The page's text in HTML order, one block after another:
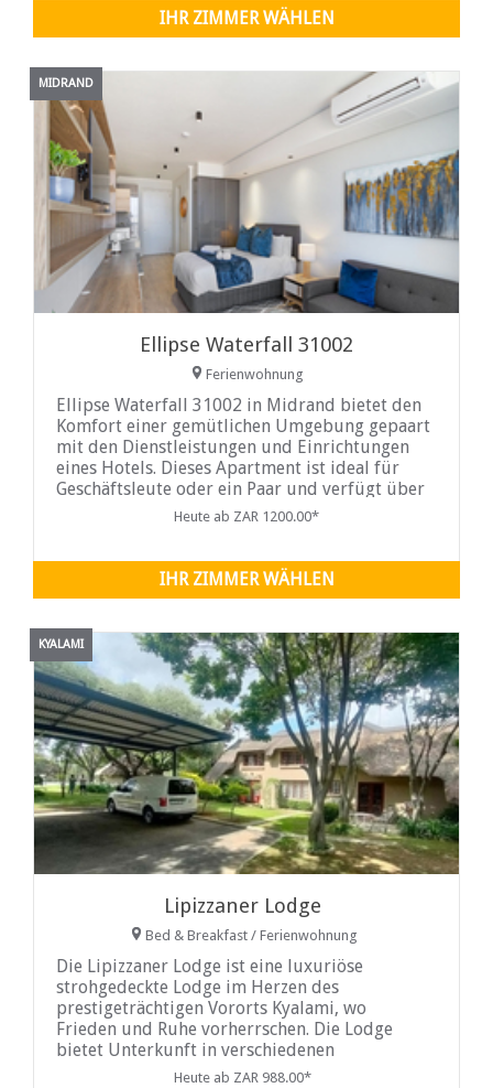
Mikrowelle und einen Wasserkocher. Besteck,
Geschirr und Gläser sind ebenfalls vorhanden.
und ausgestattet
IHR ZIMMER WÄHLEN
MIDRAND
Ellipse Waterfall 31002
Ferienwohnung
Ellipse Waterfall 31002 in Midrand bietet den
Komfort einer gemütlichen Umgebung gepaart
mit den Dienstleistungen und Einrichtungen
eines Hotels. Dieses Apartment ist ideal für
Geschäftsleute oder ein Paar und verfügt über
eine ultra-luxuriöse moderne Ausstattung,
unvergleichlichen Blick auf die Skyline von
Gauteng bieten.
Heute ab ZAR 1200.00*
IHR ZIMMER WÄHLEN
KYALAMI
Lipizzaner Lodge
Bed & Breakfast / Ferienwohnung
Die Lipizzaner Lodge ist eine luxuriöse
strohgedeckte Lodge im Herzen des
prestigeträchtigen Vororts Kyalami, wo
Frieden und Ruhe vorherrschen. Die Lodge
bietet Unterkunft in verschiedenen
klimatisierten Zimmern sowie ein voll
Heute ab ZAR 988.00*